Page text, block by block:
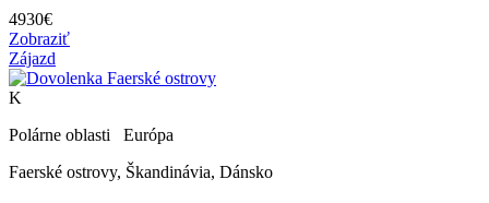
4930€
Zobraziť
Zájazd
K
Polárne oblasti Európa
Faerské ostrovy, Škandinávia, Dánsko